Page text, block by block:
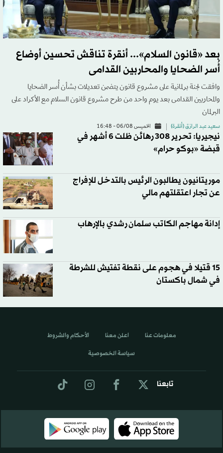
بعد «قانون السلام»... أنقرة تناقش تحسين أوضاع
أُسر الضحايا والمحاربين القدامى
وافقت لجنة برلمانية على مشروع قانون يتضمن تعديلات بشأن أُسر الضحايا
والمحاربين القدامى بعد يوم واحد من طرح مشروع قانون السلام مع الأكراد على
البرلمان
سعيد عبد الرازق (أنقرة) الخميس 06/08 - 16:48
نيجيريا: تحرير 308 رهائن ظلت 6 أشهر في
قبضة «بوكو حرام»
موريتانيون يطالبون الرئيس بالتدخل للإفراج
عن تجار اعتقلتهم مالي
إدانة مهاجم الكاتب سلمان رشدي بالإرهاب
15 قتيلا في هجوم على نقطة تفتيش للشرطة
في شمال باكستان
تابعنا
معلومات عنا اعلن معنا الأحكام والشروط
سياسة الخصوصية